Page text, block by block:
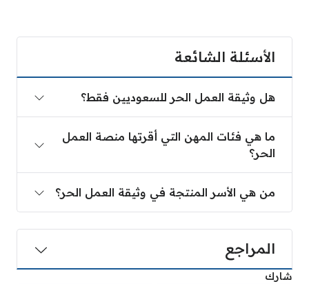
الأسئلة الشائعة
هل وثيقة العمل الحر للسعوديين فقط؟
ما هي فئات المهن التي أقرتها منصة العمل
الحر؟
من هي الأسر المنتجة في وثيقة العمل الحر؟
المراجع
شارك